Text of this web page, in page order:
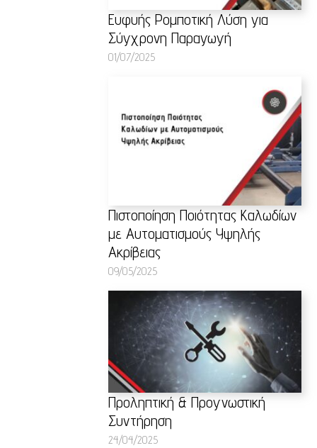
Ευφυής Ρομποτική Λύση για
Σύγχρονη Παραγωγή
01/07/2025
Πιστοποίηση Ποιότητας Καλωδίων
με Αυτοματισμούς Υψηλής
Ακρίβειας
09/05/2025
Προληπτική & Προγνωστική
Συντήρηση
24/04/2025